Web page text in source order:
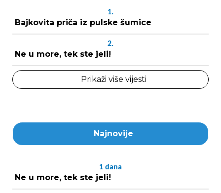
1.
Bajkovita priča iz pulske šumice
2.
Ne u more, tek ste jeli!
Prikaži više vijesti
Najnovije
1 dana
Ne u more, tek ste jeli!